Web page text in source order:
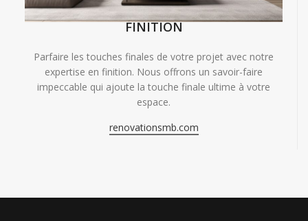
FINITION
Parfaire les touches finales de votre projet avec notre
expertise en finition. Nous offrons un savoir-faire
impeccable qui ajoute la touche finale ultime à votre
espace.
renovationsmb.com